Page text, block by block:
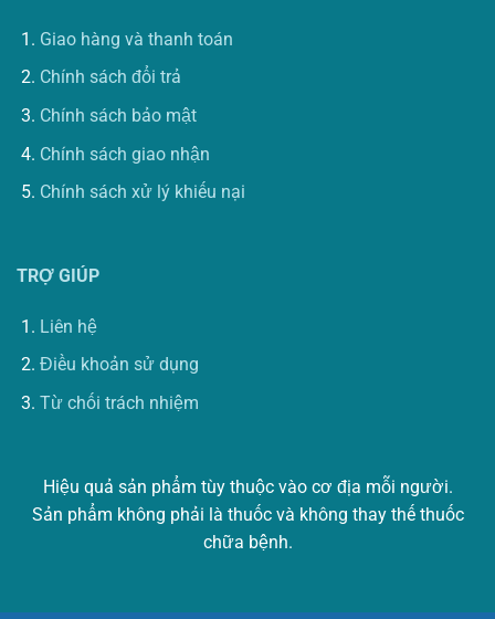
Giao hàng và thanh toán
Chính sách đổi trả
Chính sách bảo mật
Chính sách giao nhận
Chính sách xử lý khiếu nại
TRỢ GIÚP
Liên hệ
Điều khoản sử dụng
Từ chối trách nhiệm
Hiệu quả sản phẩm tùy thuộc vào cơ địa mỗi người.
Sản phẩm không phải là thuốc và không thay thế thuốc
chữa bệnh.